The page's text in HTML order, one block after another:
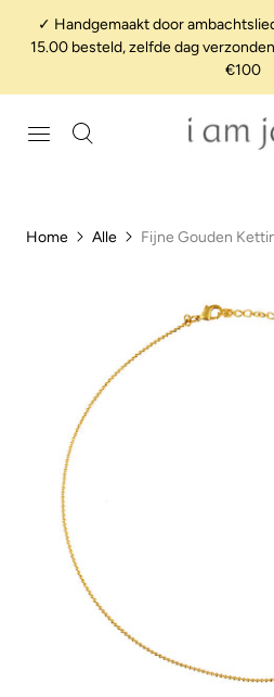
✓ Handgemaakt door
15.00 besteld, zelfde dag
€100
Home Alle Fijne Gouden